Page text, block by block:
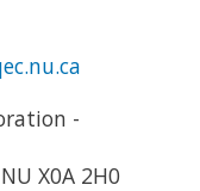
-
X0A 2H0